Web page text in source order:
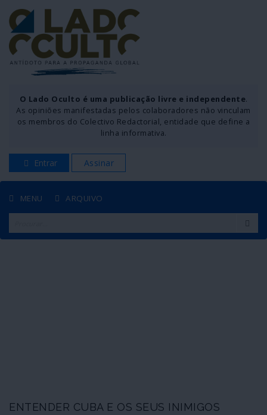
O Lado Oculto é uma publicação livre e independente.
As opiniões manifestadas pelos colaboradores não vinculam
os membros do Colectivo Redactorial, entidade que define a
linha informativa.
Entrar Assinar
MENU ARQUIVO
ENTENDER CUBA E OS SEUS INIMIGOS